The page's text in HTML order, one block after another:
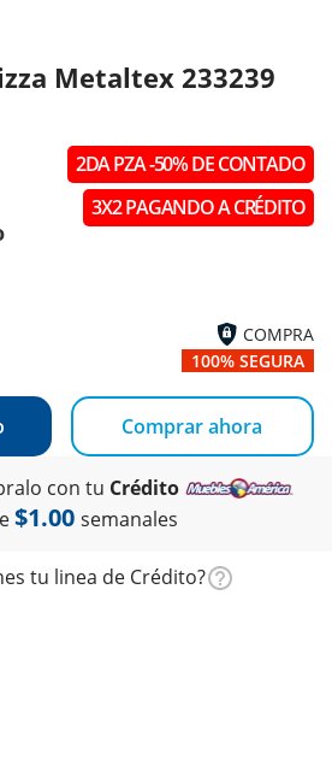
Metaltex 233239
2DA PZA -50% DE CONTADO
3X2 PAGANDO A CRÉDITO
COMPRA
100% SEGURA
Comprar ahora
con tu Crédito
$1.00 semanales
tu linea de Crédito?